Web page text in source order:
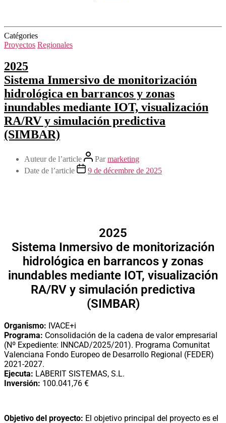
Catégories
Proyectos Regionales
2025
Sistema Inmersivo de monitorización
hidrológica en barrancos y zonas
inundables mediante IOT, visualización
RA/RV y simulación predictiva
(SIMBAR)
Auteur de l’article Parmarketing
Date de l’article
9 de décembre de 2025
2025
Sistema Inmersivo de monitorización
hidrológica en barrancos y zonas
inundables mediante IOT, visualización
RA/RV y simulación predictiva
(SIMBAR)
Organismo: IVACE+i
Programa: Consolidación de la cadena de valor empresarial
(Nº Expediente: INNCAD/2025/201). Programa Comunitat
Valenciana Fondo Europeo de Desarrollo Regional (FEDER)
2021-2027.
Ejecuta: LABERIT SISTEMAS, S.L.
Inversión: 100.041,76 €
Objetivo del proyecto: El objetivo principal del proyecto es el